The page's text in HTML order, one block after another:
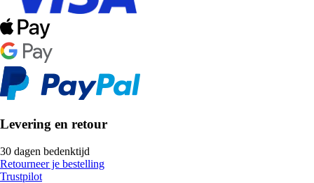
Levering en retour
30 dagen bedenktijd
Retourneer je bestelling
Trustpilot